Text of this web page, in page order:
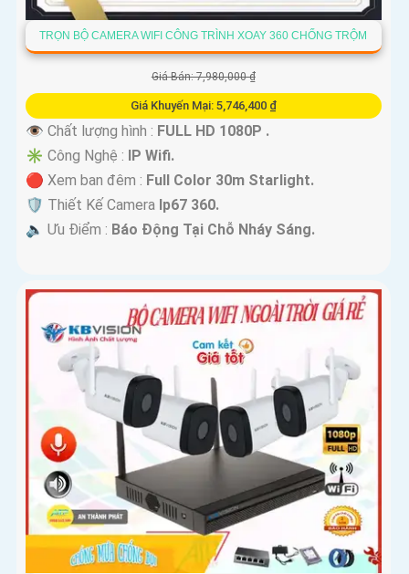
TRỌN BỘ CAMERA WIFI CÔNG TRÌNH XOAY 360 CHỐNG TRỘM
Giá Bán: 7,980,000 ₫
Giá Khuyến Mại: 5,746,400 ₫
👁 Chất lượng hình : FULL HD 1080P .
✳️ Công Nghệ :
IP Wifi.
🔴 Xem ban đêm : Full Color 30m Starlight.
🛡 Thiết Kế Camera Ip67 360.
️🔈 Ưu Điểm : Báo Động Tại Chỗ Nháy Sáng.